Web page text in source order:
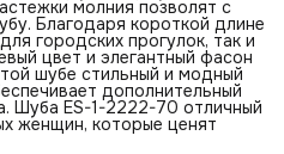
молния позволят с
Благодаря короткой длине
городских прогулок, так и
цвет и элегантный фасон
шубе стильный и модный
дополнительный
Шуба ES-1-2222-70 отличный
женщин, которые ценят